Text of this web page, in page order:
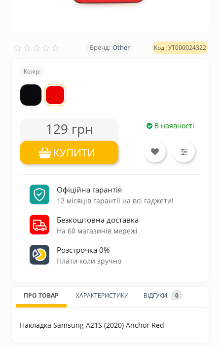
Other УТ000024322
Колір:
129 грн В наявності
КУПИТИ
Офіційна гарантія
12 місяців гарантії на всі гаджети!
Безкоштовна доставка
На 60 магазинів мережі
Розстрочка 0%
Плати коли зручно
ПРО ТОВАР ХАРАКТЕРИСТИКИ ВІДГУКИ 0
Накладка Samsung A21S (2020) Anchor Red